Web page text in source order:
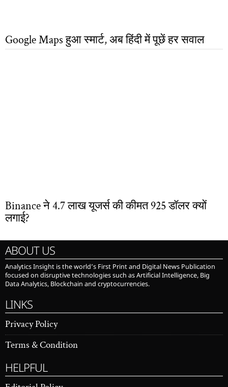
Google Maps हुआ स्मार्ट, अब हिंदी में पूछें हर सवाल
Binance ने 4.7 लाख यूजर्स की कीमत 925 डॉलर क्यों
लगाई?
ABOUT US
Analytics Insight is the world’s First Print and Digital News Publication
focused on disruptive technologies such as Artificial Intelligence, Big
Data Analytics, Blockchain and cryptocurrencies.
LINKS
Privacy Policy
Terms & Condition
HELPFUL